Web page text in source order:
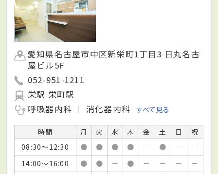
愛知県名古屋市中区新栄町1丁目3 日丸名古
屋ビル5F
052-951-1211
栄駅 栄町駅
呼吸器内科
消化器内科 すべて見る
時間 月 火 水 木 金 土 日
祝
08:30～12:30
● ● ● ● － ● －
－
14:00～16:00
● ● － ● － － －
－